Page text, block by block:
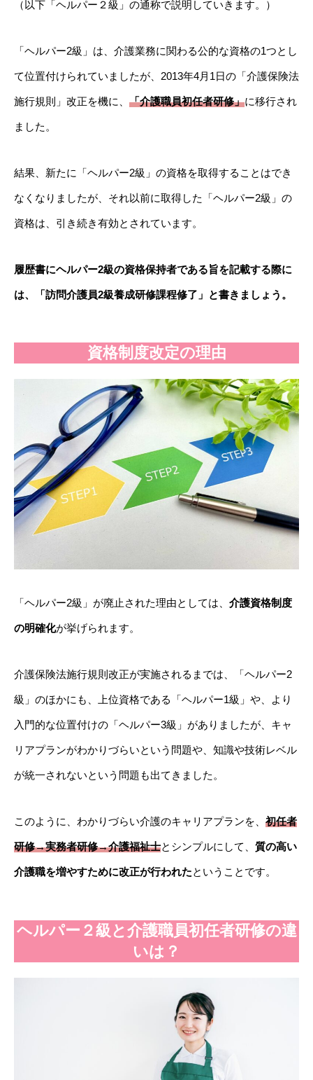
（以下「ヘルパー２級」の通称で説明していきます。）
「ヘルパー2級」は、介護業務に関わる公的な資格の1つとし
て位置付けられていましたが、2013年4月1日の「介護保険法
施行規則」改正を機に、 「介護職員初任者研修」に移行され
ました。
結果、新たに「ヘルパー2級」の資格を取得することはでき
なくなりましたが、それ以前に取得した「ヘルパー2級」の
資格は、引き続き有効とされています。
履歴書にヘルパー2級の資格保持者である旨を記載する際に
は、「訪問介護員2級養成研修課程修了」と書きましょう。
資格制度改定の理由
「ヘルパー2級」が廃止された理由としては、 介護資格制度
の明確化が挙げられます。
介護保険法施行規則改正が実施されるまでは、「ヘルパー2
級」のほかにも、上位資格である「ヘルパー1級」や、より
入門的な位置付けの「ヘルパー3級」がありましたが、キャ
リアプランがわかりづらいという問題や、知識や技術レベル
が統一されないという問題も出てきました。
このように、わかりづらい介護のキャリアプランを、 初任者
研修→実務者研修→介護福祉士とシンプルにして、 質の高い
介護職を増やすために改正が行われたということです。
ヘルパー２級と介護職員初任者研修の違
いは？